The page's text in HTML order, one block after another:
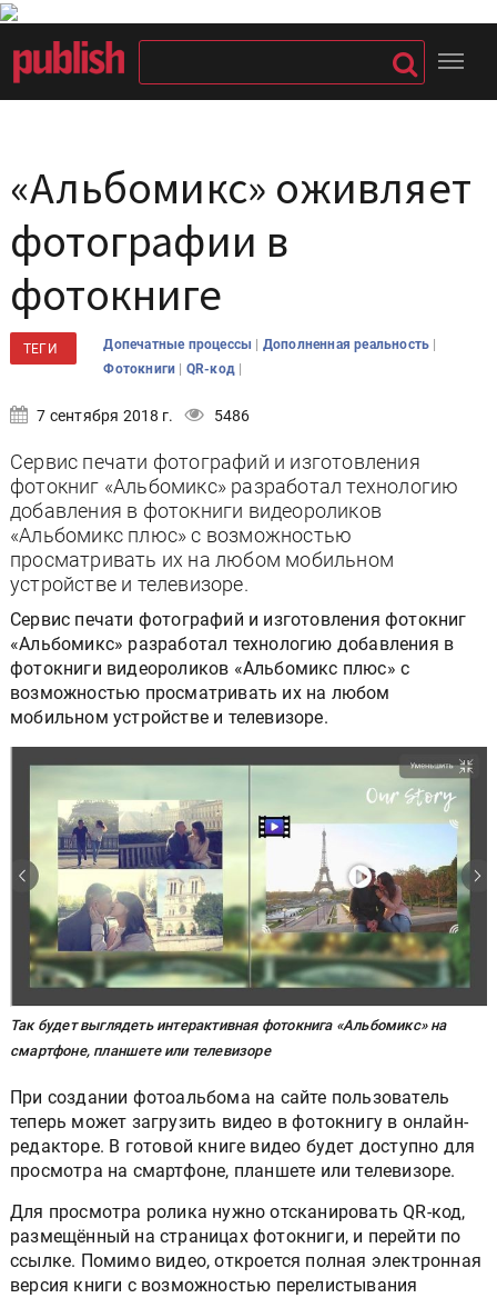
«Альбомикс» оживляет
фотографии в
фотокниге
ТЕГИ Допечатные процессы | Дополненная реальность |
Фотокниги | QR-код |
7 сентября 2018 г. 5486
Сервис печати фотографий и изготовления
фотокниг «Альбомикс» разработал технологию
добавления в фотокниги видеороликов
«Альбомикс плюс» с возможностью
просматривать их на любом мобильном
устройстве и телевизоре.
Сервис печати фотографий и изготовления фотокниг
«Альбомикс» разработал технологию добавления в
фотокниги видеороликов «Альбомикс плюс» с
возможностью просматривать их на любом
мобильном устройстве и телевизоре.
Так будет выглядеть интерактивная фотокнига «Альбомикс» на
смартфоне, планшете или телевизоре
При создании фотоальбома на сайте пользователь
теперь может загрузить видео в фотокнигу в онлайн-
редакторе. В готовой книге видео будет доступно для
просмотра на смартфоне, планшете или телевизоре.
Для просмотра ролика нужно отсканировать QR-код,
размещённый на страницах фотокниги, и перейти по
ссылке. Помимо видео, откроется полная электронная
версия книги с возможностью перелистывания